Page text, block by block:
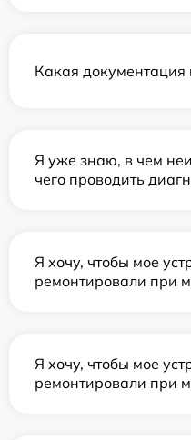
Какая документация
Я уже знаю, в чем
чего проводить
Я хочу, чтобы мое
ремонтировали при
Я хочу, чтобы мое
ремонтировали при